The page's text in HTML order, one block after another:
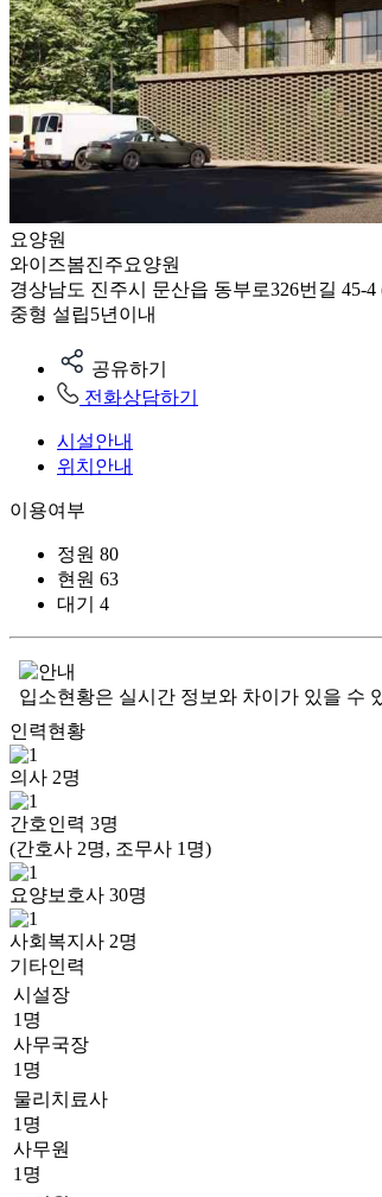
요양원
와이즈봄진주요양원
경상남도 진주시 문산읍 동부로326번길 45-4
중형 설립5년이내
공유하기
전화상담하기
시설안내
위치안내
이용여부
정원 80
현원 63
대기
4
입소현황은 실시간 정보와 차이가 있을 수
인력현황
의사 2명
간호인력 3명
(간호사 2명, 조무사 1명)
요양보호사 30명
사회복지사 2명
기타인력
시설장
1명
사무국장
1명
물리치료사
1명
사무원
1명